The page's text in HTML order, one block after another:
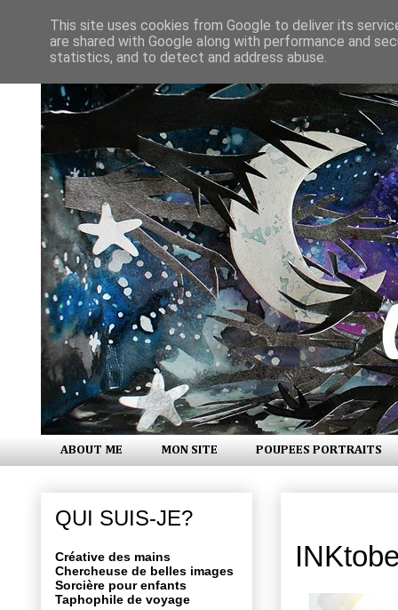
ABOUT ME MON SITE POUPEES PORTRAITS
QUI SUIS-JE?
Créative des mains
Chercheuse de belles images
Sorcière pour enfants
Taphophile de voyage
This site uses cookies from Google to deliver its
are shared with Google along with performance and
statistics, and to detect and address abuse.